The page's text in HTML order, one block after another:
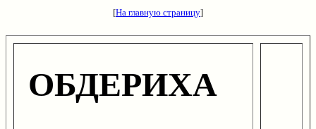
[На главную страницу]
ОБДЕРИХА